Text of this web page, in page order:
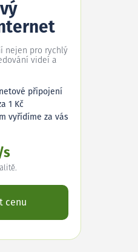
nejen pro rychlý
videí a
připojení
1 Kč
vyřídíme za vás
s
cenu